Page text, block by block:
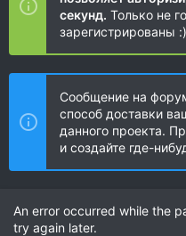
секунд. Только не
зарегистрированы :)
Сообщение на
способ доставки
данного проекта.
и создайте где-
An error occurred while the
try again later.